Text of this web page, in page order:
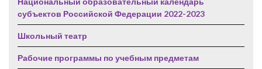
субъектов Российской Федерации 2022-2023
Школьный театр
Рабочие программы по учебным предметам